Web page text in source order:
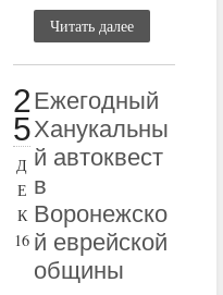
Читать далее
2
5
Д
Е
К
16
Ежегодный
Ханукальны
й автоквест
в
Воронежско
й еврейской
общины